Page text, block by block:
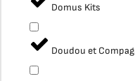
Domus Kits
Doudou et